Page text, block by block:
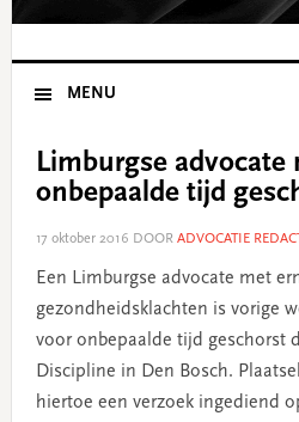
MENU
Limburgse advocate
onbepaalde tijd
17 oktober 2016 DOOR ADVOCATIE
Een Limburgse advocate met
gezondheidsklachten is vorige
voor onbepaalde tijd geschorst
Discipline in Den Bosch.
hiertoe een verzoek ingediend